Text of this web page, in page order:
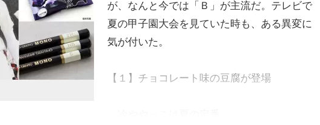
が、なんと今では「Ｂ」が主流だ。テレビで
夏の甲子園大会を見ていた時も、ある異変に
気が付いた。
【１】チョコレート味の豆腐が登場